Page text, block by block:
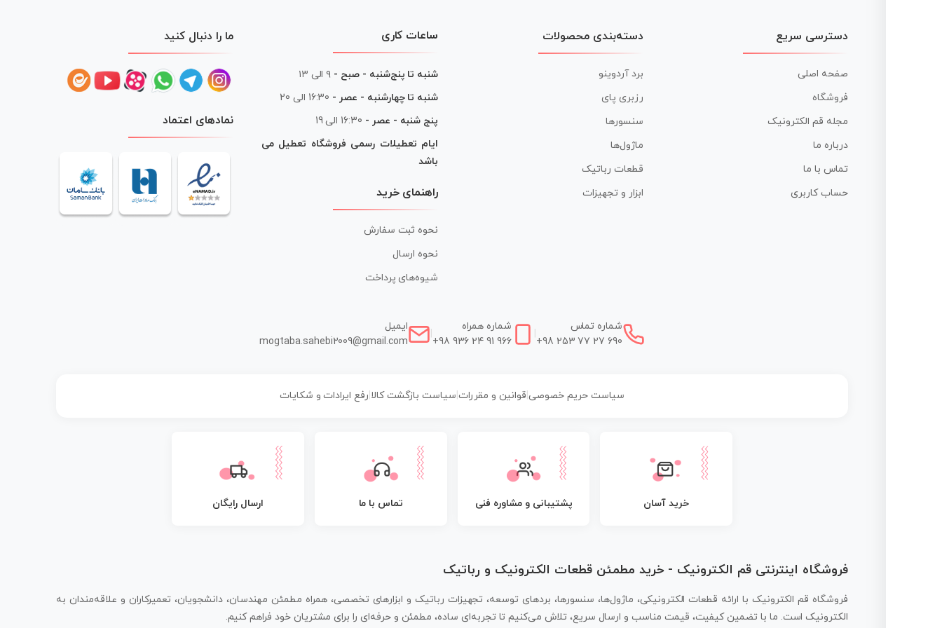
دسترسی سریع
صفحه اصلی
فروشگاه
مجله قم الکترونیک
درباره ما
تماس با ما
حساب کاربری
دسته‌بندی محصولات
برد آردوینو
رزبری پای
سنسورها
ماژول‌ها
قطعات رباتیک
ابزار و تجهیزات
ساعات کاری
شنبه تا پنج‌شنبه - صبح - ۹ الی ۱۳
شنبه تا چهارشنبه - عصر - 16:30 الی 20
پنج شنبه - عصر - 16:30 الی 19
ایام تعطیلات رسمی فروشگاه تعطیل می
باشد
راهنمای خرید
نحوه ثبت سفارش
نحوه ارسال
شیوه‌های پرداخت
ما را دنبال کنید
نمادهای اعتماد
شماره تماس
+98 253 77 27 690
شماره همراه
+98 936 24 91 966
ایمیل
mogtaba.sahebi2009@gmail.com
سیاست حریم خصوصی| قوانین و مقررات سیاست بازگشت کالا رفع ایرادات و شکایات
خرید آسان پشتیبانی و مشاوره فنی تماس با ما ارسال رایگان
فروشگاه اینترنتی قم الکترونیک - خرید مطمئن قطعات الکترونیک و رباتیک
فروشگاه قم الکترونیک با ارائه قطعات الکترونیکی، ماژول‌ها، سنسورها، بردهای توسعه، تجهیزات رباتیک و ابزارهای تخصصی، همراه مطمئن مهندسان، دانشجویان، تعمیرکاران و علاقه‌مندان به
الکترونیک است. ما با تضمین کیفیت، قیمت مناسب و ارسال سریع، تلاش می‌کنیم تا تجربه‌ای ساده، مطمئن و حرفه‌ای را برای مشتریان خود فراهم کنیم.